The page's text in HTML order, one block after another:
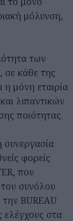
μόλυνση,
των
σε κάθε της
η μόνη εταιρία
λιπαντικών
ποιότητας.
συνεργασία
φορείς
που
του συνόλου
την BUREAU
ελέγχους στα